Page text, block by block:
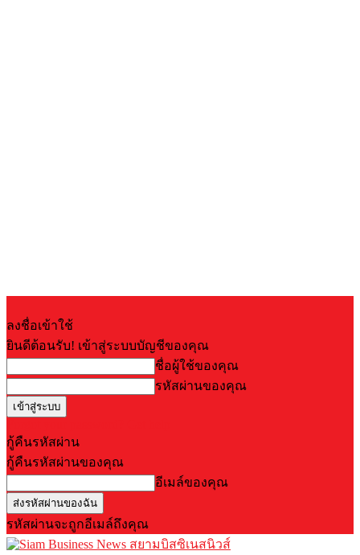
ลงชื่อเข้าใช้
ยินดีต้อนรับ! เข้าสู่ระบบบัญชีของคุณ
ชื่อผู้ใช้ของคุณ
รหัสผ่านของคุณ
กู้คืนรหัสผ่าน
กู้คืนรหัสผ่านของคุณ
อีเมล์ของคุณ
รหัสผ่านจะถูกอีเมล์ถึงคุณ
สยามบิสซิเนสนิวส์